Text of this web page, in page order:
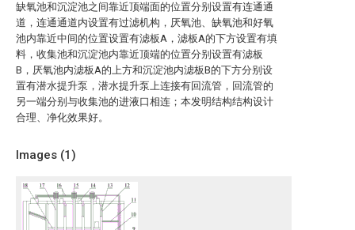
缺氧池和沉淀池之间靠近顶端面的位置分别设置有连通通
道，连通通道内设置有过滤机构，厌氧池、缺氧池和好氧
池内靠近中间的位置设置有滤板A，滤板A的下方设置有填
料，收集池和沉淀池内靠近顶端的位置分别设置有滤板
B，厌氧池内滤板A的上方和沉淀池内滤板B的下方分别设
置有潜水提升泵，潜水提升泵上连接有回流管，回流管的
另一端分别与收集池的进液口相连；本发明结构结构设计
合理、净化效果好。
Images (1)